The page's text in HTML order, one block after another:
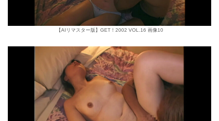
【AIリマスター版】GET！2002 VOL.16 画像10